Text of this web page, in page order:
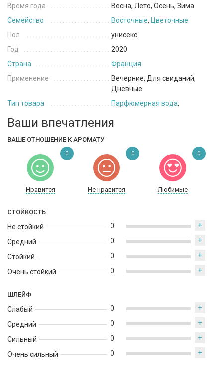
Время года
Весна, Лето, Осень, Зима
Семейство
Восточные, Цветочные
Пол
унисекс
Год
2020
Страна
Франция
Применение
Вечерние, Для свиданий,
Дневные
Тип товара
Парфюмерная вода,
Ваши впечатления
ВАШЕ ОТНОШЕНИЕ К АРОМАТУ
Нравится Не нравится Любимые
0 0 0
СТОЙКОСТЬ
Не стойкий
Средний
Стойкий
Очень стойкий
0 +
0 +
0 +
0 +
ШЛЕЙФ
Слабый
Средний
Сильный
Очень сильный
0 +
0 +
0 +
0 +